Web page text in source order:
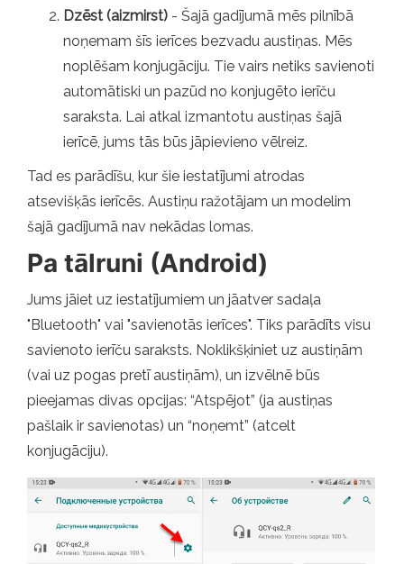
Dzēst (aizmirst) - Šajā gadījumā mēs pilnībā
noņemam šīs ierīces bezvadu austiņas. Mēs
noplēšam konjugāciju. Tie vairs netiks savienoti
automātiski un pazūd no konjugēto ierīču
saraksta. Lai atkal izmantotu austiņas šajā
ierīcē, jums tās būs jāpievieno vēlreiz.
Tad es parādīšu, kur šie iestatījumi atrodas
atsevišķās ierīcēs. Austiņu ražotājam un modelim
šajā gadījumā nav nekādas lomas.
Pa tālruni (Android)
Jums jāiet uz iestatījumiem un jāatver sadaļa
"Bluetooth" vai "savienotās ierīces". Tiks parādīts visu
savienoto ierīču saraksts. Noklikšķiniet uz austiņām
(vai uz pogas pretī austiņām), un izvēlnē būs
pieejamas divas opcijas: “Atspējot” (ja austiņas
pašlaik ir savienotas) un “noņemt” (atcelt
konjugāciju).